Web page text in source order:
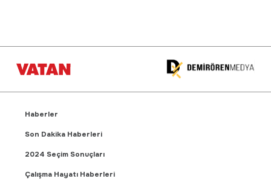
Haberler
Son Dakika Haberleri
2024 Seçim Sonuçları
Çalışma Hayatı Haberleri